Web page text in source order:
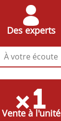
Des experts
À votre écoute
Vente à l'unité